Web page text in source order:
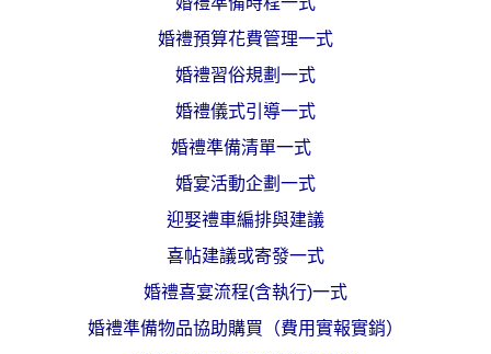
婚禮預算花費管理一式
婚禮習俗規劃一式
婚禮儀式引導一式
婚禮準備清單一式
婚宴活動企劃一式
迎娶禮車編排與建議
喜帖建議或寄發一式
婚禮喜宴流程(含執行)一式
婚禮準備物品協助購買（費用實報實銷）